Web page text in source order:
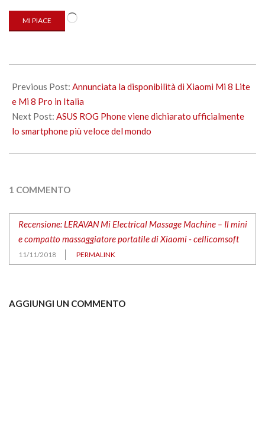
MI PIACE
Caricamento
11-
11
Previous Post: Annunciata la disponibilità di Xiaomi Mi 8 Lite
e Mi 8 Pro in Italia
Next Post: ASUS ROG Phone viene dichiarato ufficialmente
lo smartphone più veloce del mondo
1 COMMENTO
Recensione: LERAVAN Mi Electrical Massage Machine – Il mini
e compatto massaggiatore portatile di Xiaomi - cellicomsoft
11/11/2018 PERMALINK
AGGIUNGI UN COMMENTO